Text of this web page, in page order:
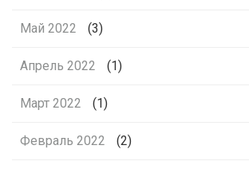
Май 2022 (3)
Апрель 2022 (1)
Март 2022 (1)
Февраль 2022 (2)